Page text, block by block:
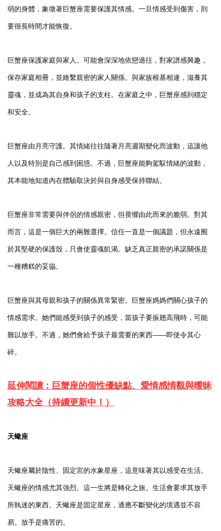
弱的身體，象徵著巨蟹座需要保護其情感。一旦情感受到傷害，則
要很長時間才能恢復。
巨蟹座保護家庭與家人。可能會深深地依戀過往，對家譜感興趣，
保存家庭相冊，並維繫親密的家人關係。與家族根基相連，滋養其
靈魂，並成為其自身和孩子的支柱。在家庭之中，巨蟹座感到穩定
和安全。
巨蟹座由月亮守護。其情緒往往隨著月亮週期變化而波動，這讓他
人以及特別是自己感到困惑。不過，巨蟹座能夠駕馭情緒的波動，
其本能地知道內在體驗取決於與自身感受保持聯結。
巨蟹座非常需要與伴侶的情感親密，但畏懼由此而來的脆弱。對其
而言，這是一個巨大的兩難選擇。信任一直是一個議題，但永遠囿
於其堅硬的保護殼，只會使靈魂飢渴。缺乏真正親密的承諾關係是
一種糟糕的妥協。
巨蟹座與其母親和孩子的關係異常緊密。巨蟹座媽媽們關心孩子的
情感需求。她們能感受到孩子的感受，當孩子要振翅高飛時，可能
難以放手。不過，她們會給予孩子最需要的東西——即使令其心
碎。
延伸閱讀：巨蟹座的個性優缺點、愛情感情觀與曖昧
攻略大全（持續更新中！）
天蠍座
天蠍座屬於陰性、固定宮的水象星座，這意味著其以感受在生活。
天蠍座的情感尤其強烈。這一生將是轉化之旅。生活會要求其放手
所執迷的東西。天蠍座是固定星座，適應不斷變化的境遇並不容
易。放手是痛苦的。